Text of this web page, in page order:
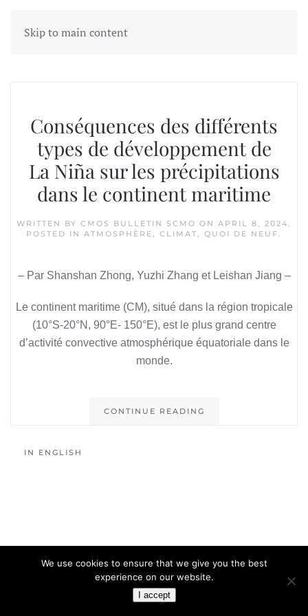
Skip to main content
Tag:el nino
Conséquences des différents
types de développement de
La Niña sur les précipitations
dans le continent maritime
WRITTEN BY CMOS BULLETIN SCMO ON APRIL 8, 2024.
POSTED IN ATMOSPHÈRE, CLIMAT, QUOI DE NEUF.
– Par Shanshan Zhong, Yuzhi Zhang et Leishan Jiang –
Le continent maritime (CM), situé dans la région tropicale
(10°S-20°N, 90°E- 150°E), est le plus grand centre
d’activité convective atmosphérique équatoriale dans le
monde.
CONTINUE READING
IN ENGLISH
We use cookies to ensure that we give you the best
experience on our website.
I accept